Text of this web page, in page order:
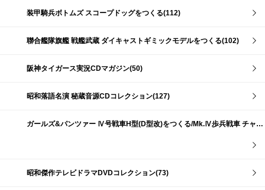
装甲騎兵ボトムズ スコープドッグをつくる(112)
聯合艦隊旗艦 戦艦武蔵 ダイキャストギミックモデルをつくる(102)
阪神タイガース実況CDマガジン(50)
昭和落語名演 秘蔵音源CDコレクション(127)
ガールズ&パンツァー Ⅳ号戦車H型(D型改)をつくる/Mk.Ⅳ歩兵戦車 チャーチルMk.Ⅶをつくる(191)
昭和傑作テレビドラマDVDコレクション(73)